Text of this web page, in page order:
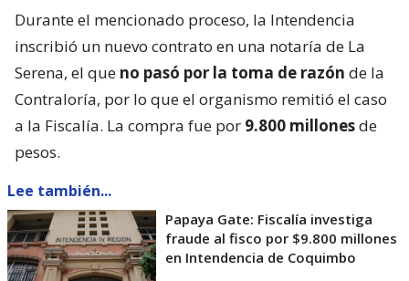
Durante el mencionado proceso, la Intendencia
inscribió un nuevo contrato en una notaría de La
Serena, el que no pasó por la toma de razón de la
Contraloría, por lo que el organismo remitió el caso
a la Fiscalía. La compra fue por 9.800 millonesde
pesos.
Lee también...
Papaya Gate: Fiscalía investiga
fraude al fisco por $9.800 millones
en Intendencia de Coquimbo